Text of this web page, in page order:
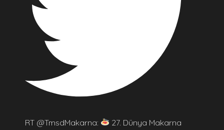
RT @TmsdMakarna:
27. Dünya Makarna